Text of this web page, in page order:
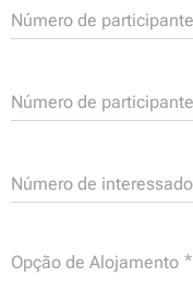
Número de
Número de
Número de
Opção de Alojamento